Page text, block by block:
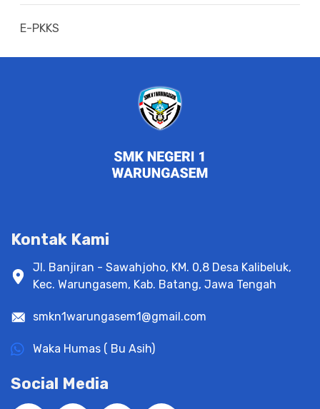
E-PKKS
Kontak Kami
Jl. Banjiran - Sawahjoho, KM. 0,8 Desa Kalibeluk,
Kec. Warungasem, Kab. Batang, Jawa Tengah
smkn1warungasem1@gmail.com
Waka Humas ( Bu Asih)
Social Media